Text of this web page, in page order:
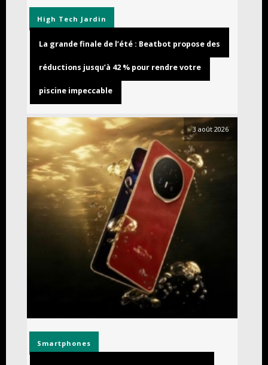
High Tech Jardin
La grande finale de l’été : Beatbot propose des
réductions jusqu’à 42 % pour rendre votre
piscine impeccable
3 août 2026
Smartphones